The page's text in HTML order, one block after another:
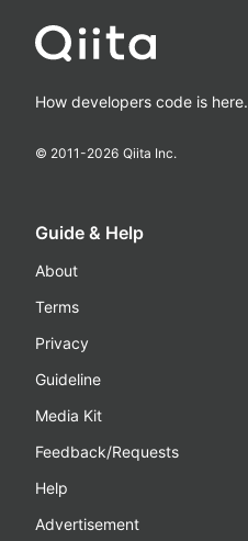
How developers code is here.
© 2011-2026 Qiita Inc.
Guide & Help
About
Terms
Privacy
Guideline
Media Kit
Feedback/Requests
Help
Advertisement